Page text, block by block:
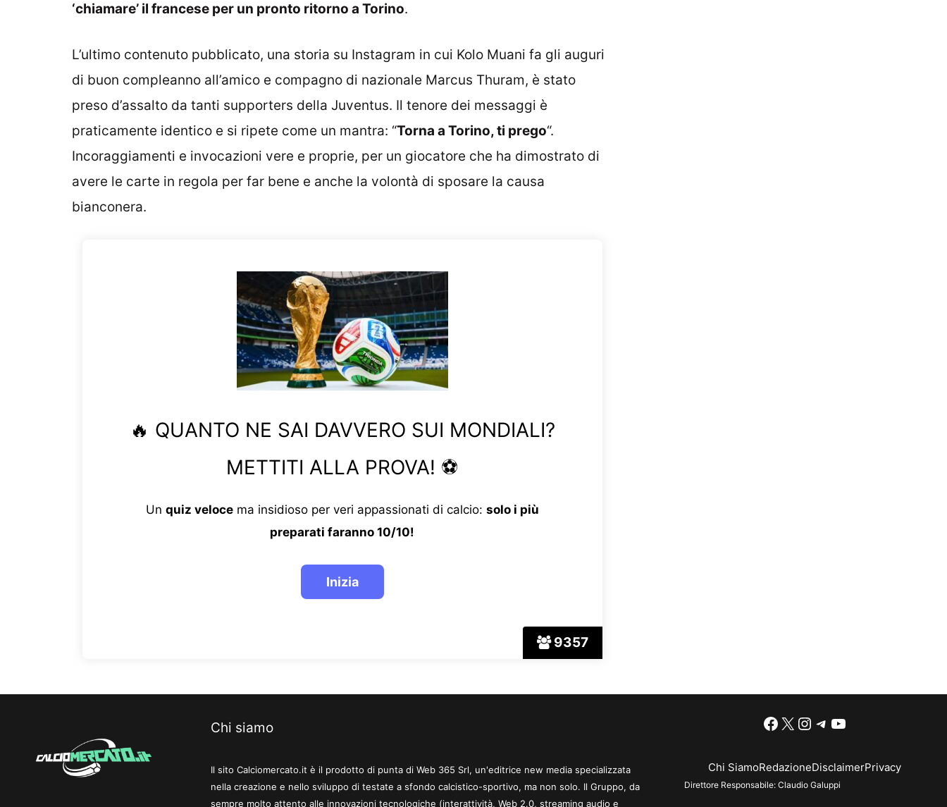
‘chiamare’ il francese per un pronto ritorno a Torino.
L’ultimo contenuto pubblicato, una storia su Instagram in cui Kolo Muani fa gli auguri
di buon compleanno all’amico e compagno di nazionale Marcus Thuram, è stato
preso d’assalto da tanti supporters della Juventus. Il tenore dei messaggi è
praticamente identico e si ripete come un mantra: “Torna a Torino, ti prego“.
Incoraggiamenti e invocazioni vere e proprie, per un giocatore che ha dimostrato di
avere le carte in regola per far bene e anche la volontà di sposare la causa
bianconera.
9357
🔥 QUANTO NE SAI DAVVERO SUI MONDIALI?
METTITI ALLA PROVA! ⚽
Un quiz velocema insidioso per veri appassionati di calcio: solo i più
preparati faranno 10/10!
Chi siamo
Il sito Calciomercato.it è il prodotto di punta di Web 365 Srl, un'editrice new media specializzata
nella creazione e nello sviluppo di testate a sfondo calcistico-sportivo, ma non solo. Il Gruppo, da
sempre molto attento alle innovazioni tecnologiche (interattività, Web 2.0, streaming audio e
Facebook
X Instagram
Telegram
YouTube
Chi SiamoRedazioneDisclaimerPrivacy
Direttore Responsabile: Claudio Galuppi